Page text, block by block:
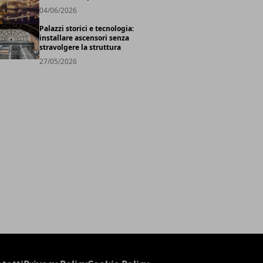
04/06/2026
Palazzi storici e tecnologia:
installare ascensori senza
stravolgere la struttura
27/05/2026